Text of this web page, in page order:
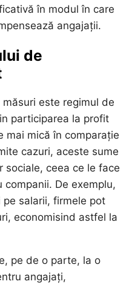
în modul în care
angajații.
de
este regimul de
participarea la profit
mai mică în comparație
cazuri, aceste sume
sociale, ceea ce le face
De exemplu,
salarii, firmele pot
economisind astfel la
pe de o parte, la o
angajați,